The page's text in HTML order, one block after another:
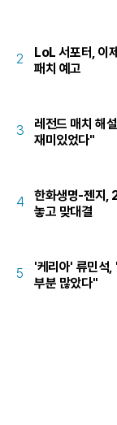
2
LoL 서포터, 이
패치 예고
3
레전드 매치 해
재미있었다"
4
한화생명-젠지
놓고 맞대결
5
'케리아' 류민석,
부분 많았다"